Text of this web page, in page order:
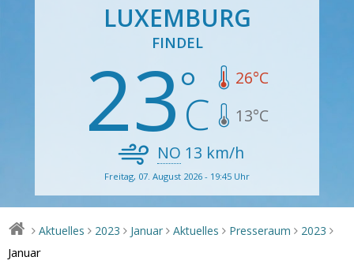
LUXEMBURG
FINDEL
23 26°C
13°C
NO 13 km/h
Freitag, 07. August 2026 - 19:45 Uhr
> Aktuelles > 2023 > Januar > Aktuelles > Presseraum > 2023 >
Januar